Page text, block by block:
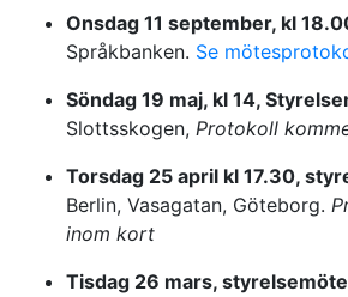
Onsdag 11 september, kl
Språkbanken. Se
Söndag 19 maj, kl 14,
Slottsskogen, Protokoll
Torsdag 25 april kl 17.30,
Berlin, Vasagatan, Göteborg.
inom kort
Tisdag 26 mars, styrelsemöte